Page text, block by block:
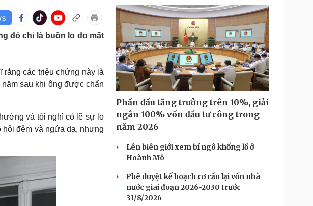
Giá cà phê
máy
Doanh nghiệp
Thông tin doanh nghiệp
Doanh nghiệp 24h
Doanh nhân
Vì cộng đồng
Công nghệ
Sành điệu
Tin Công nghệ
Trải nghiệm
Chuyển đổi số
Tư vấn
Săn Tour
Podcast
Câu chuyện thời sự
Cửa sổ tình yêu
Kể chuyện cho bé
đó chỉ là buồn lo do mất
rằng các triệu chứng này là
sau khi ông được chẩn
và tôi nghĩ có lẽ sự lo
hôi đêm và ngứa da, nhưng
Phấn đấu tăng trưởng trên 10%, giải
ngân 100% vốn đầu tư công trong
năm 2026
Lên biên giới xem bí ngô khổng lồ ở
Hoành Mô
Phê duyệt kế hoạch cơ cấu lại vốn nhà
nước giai đoạn 2026-2030 trước
31/8/2026